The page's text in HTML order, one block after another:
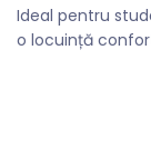
Ideal pentru
o locuință